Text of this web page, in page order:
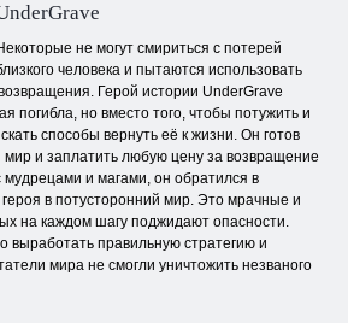
не могут смириться с потерей
человека и пытаются использовать
Герой истории UnderGrave
погибла, но вместо того, чтобы потужить и
способы вернуть её к жизни. Он готов
мир и заплатить любую цену за возвращение
и магами, он обратился в
в потусторонний мир. Это мрачные и
на каждом шагу поджидают опасности.
выработать правильную стратегию и
мира не смогли уничтожить незваного